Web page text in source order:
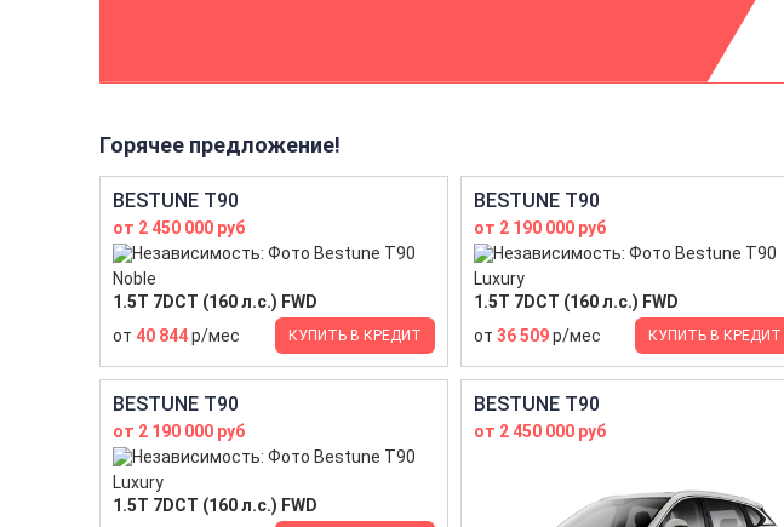
Горячее предложение!
BESTUNE T90
от 2 450 000 руб
Noble
1.5T 7DCT (160 л.с.) FWD
от 40 844р/мес КУПИТЬ В КРЕДИТ
BESTUNE T90
от 2 190 000 руб
Luxury
1.5T 7DCT (160 л.с.) FWD
от 36 509р/мес КУПИТЬ В КРЕДИТ
BESTUNE T90
от 2 190 000 руб
Luxury
1.5T 7DCT (160 л.с.) FWD
BESTUNE T90
от 2 450 000 руб